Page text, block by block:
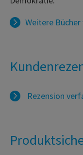
Weitere Bücher
Rezension